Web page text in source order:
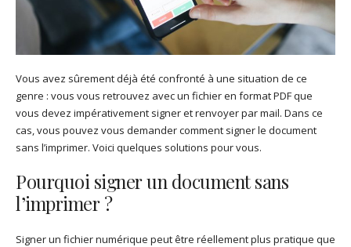
Vous avez sûrement déjà été confronté à une situation de ce
genre : vous vous retrouvez avec un fichier en format PDF que
vous devez impérativement signer et renvoyer par mail. Dans ce
cas, vous pouvez vous demander comment signer le document
sans l’imprimer. Voici quelques solutions pour vous.
Pourquoi signer un document sans
l’imprimer ?
Signer un fichier numérique peut être réellement plus pratique que